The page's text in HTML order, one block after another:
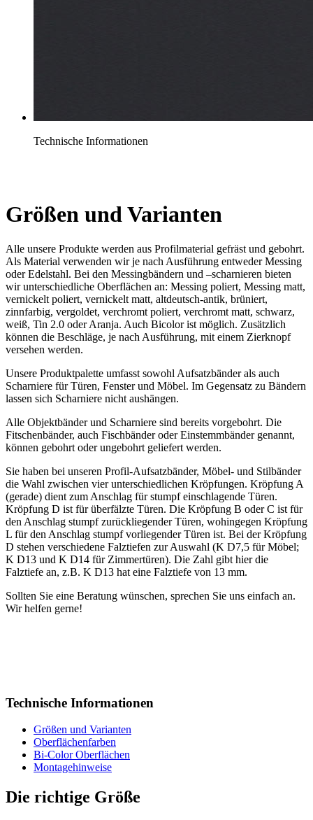
Technische Informationen
Größen und Varianten
Alle unsere Produkte werden aus Profilmaterial gefräst und gebohrt.
Als Material verwenden wir je nach Ausführung entweder Messing
oder Edelstahl. Bei den Messingbändern und –scharnieren bieten
wir unterschiedliche Oberflächen an: Messing poliert, Messing matt,
vernickelt poliert, vernickelt matt, altdeutsch-antik, brüniert,
zinnfarbig, vergoldet, verchromt poliert, verchromt matt, schwarz,
weiß, Tin 2.0 oder Aranja. Auch Bicolor ist möglich. Zusätzlich
können die Beschläge, je nach Ausführung, mit einem Zierknopf
versehen werden.
Unsere Produktpalette umfasst sowohl Aufsatzbänder als auch
Scharniere für Türen, Fenster und Möbel. Im Gegensatz zu Bändern
lassen sich Scharniere nicht aushängen.
Alle Objektbänder und Scharniere sind bereits vorgebohrt. Die
Fitschenbänder, auch Fischbänder oder Einstemmbänder genannt,
können gebohrt oder ungebohrt geliefert werden.
Sie haben bei unseren Profil-Aufsatzbänder, Möbel- und Stilbänder
die Wahl zwischen vier unterschiedlichen Kröpfungen. Kröpfung A
(gerade) dient zum Anschlag für stumpf einschlagende Türen.
Kröpfung D ist für überfälzte Türen. Die Kröpfung B oder C ist für
den Anschlag stumpf zurückliegender Türen, wohingegen Kröpfung
L für den Anschlag stumpf vorliegender Türen ist. Bei der Kröpfung
D stehen verschiedene Falztiefen zur Auswahl (K D7,5 für Möbel;
K D13 und K D14 für Zimmertüren). Die Zahl gibt hier die
Falztiefe an, z.B. K D13 hat eine Falztiefe von 13 mm.
Sollten Sie eine Beratung wünschen, sprechen Sie uns einfach an.
Wir helfen gerne!
Technische Informationen
Größen und Varianten
Oberflächenfarben
Bi-Color Oberflächen
Montagehinweise
Die richtige Größe